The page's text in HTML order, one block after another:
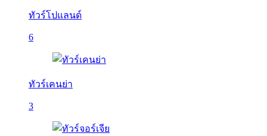
ทัวร์โปแลนด์
6
ทัวร์เคนย่า
3